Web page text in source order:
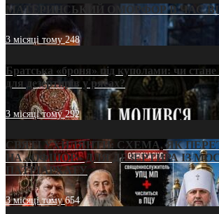
МАТЕРИНСЬКИЙ ОМОРФОР В ЧАС
3 місяці тому248
Братська «броня» під куполами: чи
для дезертирів у рясах?
3 місяці тому292
СВЯТІ УХИЛЯНТИ: СХЕМА, ЯК
НА «ОФШОР» ДЛЯ ДЕЗЕРТИРА ІЗ
ПАТРІАРХАТУ
3 місяці тому654